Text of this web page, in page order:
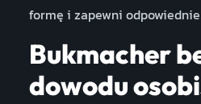
formę i zapewni
Bukmacher
dowodu